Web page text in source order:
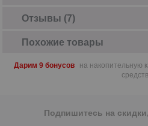
Отзывы (7)
Похожие товары
Дарим 9 бонусов
на накопительную
средств
Подпишитесь на